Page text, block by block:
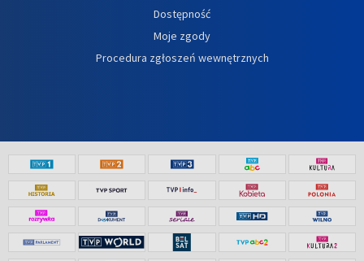
Dostępność
Moje zgody
Procedura zgłoszeń wewnętrznych